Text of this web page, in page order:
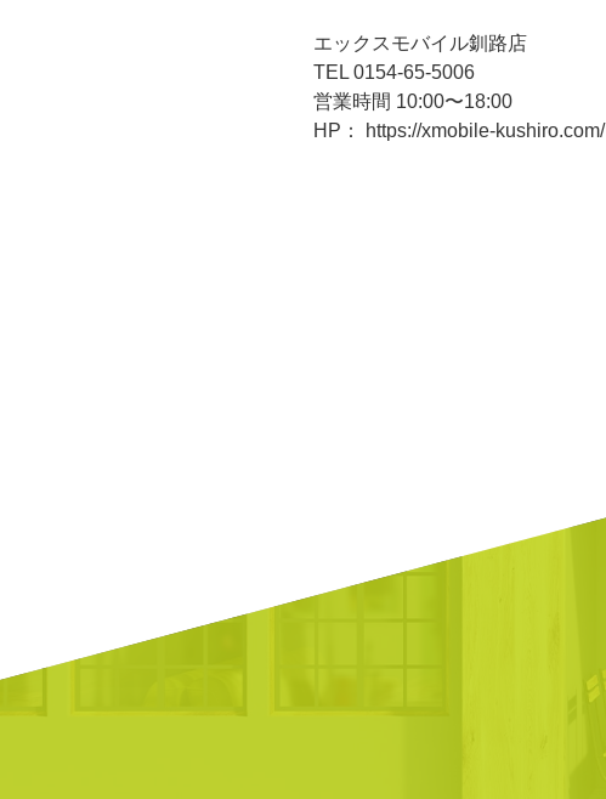
エックスモバイル釧路店
TEL 0154-65-5006
営業時間 10:00〜18:00
HP： https://xmobile-kushiro.com/